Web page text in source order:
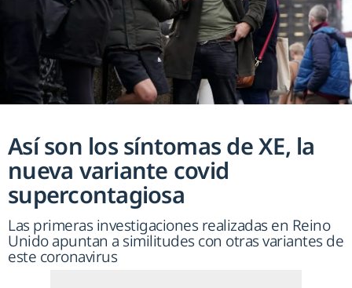
Así son los síntomas de XE, la
nueva variante covid
supercontagiosa
Las primeras investigaciones realizadas en Reino
Unido apuntan a similitudes con otras variantes de
este coronavirus